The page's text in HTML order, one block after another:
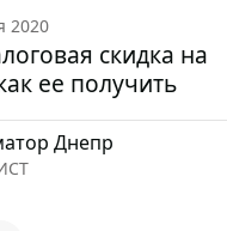
2020
скидка на
ее получить
Днепр